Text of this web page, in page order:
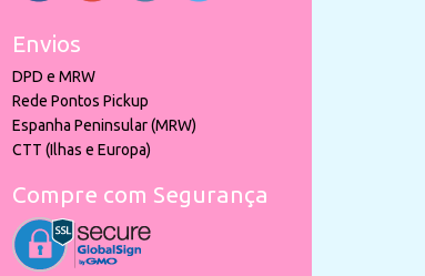
Envios
DPD e MRW
Rede Pontos Pickup
Espanha Peninsular (MRW)
CTT (Ilhas e Europa)
Compre com Segurança